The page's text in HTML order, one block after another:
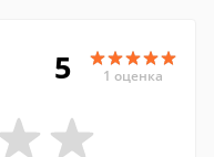
5 1 оценка